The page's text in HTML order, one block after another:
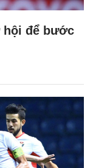
hội để bước